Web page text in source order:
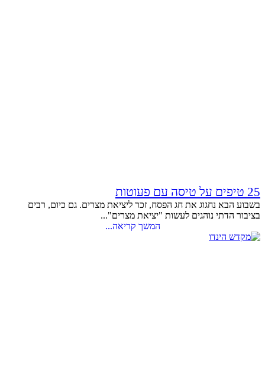
25 טיפים על טיסה עם פעוטות
בשבוע הבא נחגוג את חג הפסח, זכר ליציאת מצרים. גם כיום, רבים
בציבור הדתי נוהגים לעשות "יציאת מצרים"...
המשך קריאה...